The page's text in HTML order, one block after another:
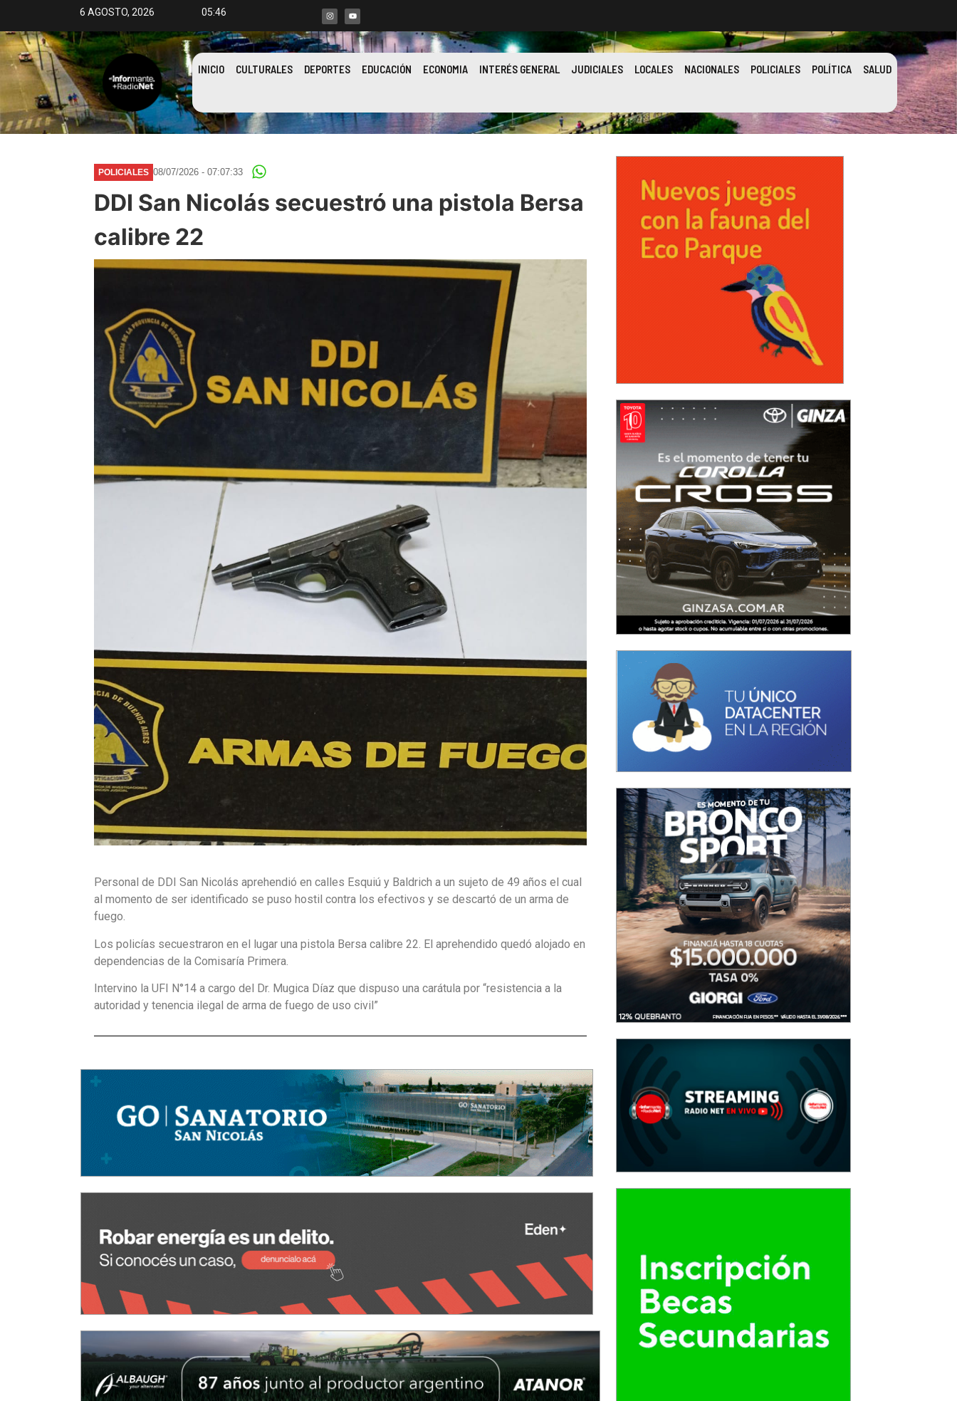
6 AGOSTO, 2026 05:46
INICIO CULTURALES DEPORTES EDUCACIÓN ECONOMIA INTERÉS GENERAL JUDICIALES LOCALES NACIONALES POLICIALES POLÍTICA SALUD
POLICIALES 08/07/2026 - 07:07:33
DDI San Nicolás secuestró una pistola Bersa
calibre 22
Personal de DDI San Nicolás aprehendió en calles Esquiú y Baldrich a un sujeto de 49 años el cual
al momento de ser identificado se puso hostil contra los efectivos y se descartó de un arma de
fuego.
Los policías secuestraron en el lugar una pistola Bersa calibre 22. El aprehendido quedó alojado en
dependencias de la Comisaría Primera.
Intervino la UFI N°14 a cargo del Dr. Mugica Díaz que dispuso una carátula por “resistencia a la
autoridad y tenencia ilegal de arma de fuego de uso civil”